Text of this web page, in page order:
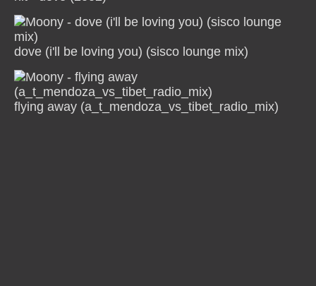
dove (i'll be loving you) (sisco lounge mix)
flying away (a_t_mendoza_vs_tibet_radio_mix)